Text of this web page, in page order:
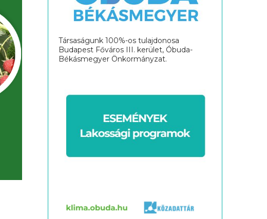
Társaságunk 100%-os tulajdonosa
Budapest Főváros III. kerület, Óbuda-
Békásmegyer Önkormányzat.